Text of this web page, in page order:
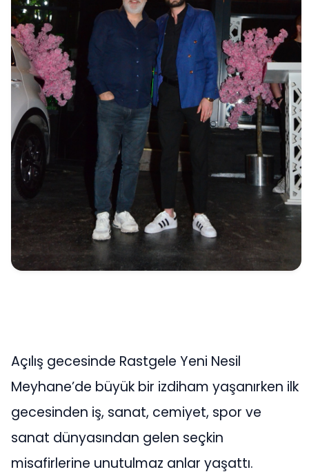
Açılış gecesinde Rastgele Yeni Nesil
Meyhane’de büyük bir izdiham yaşanırken ilk
gecesinden iş, sanat, cemiyet, spor ve
sanat dünyasından gelen seçkin
misafirlerine unutulmaz anlar yaşattı.